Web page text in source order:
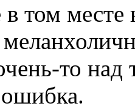
в том месте
то над